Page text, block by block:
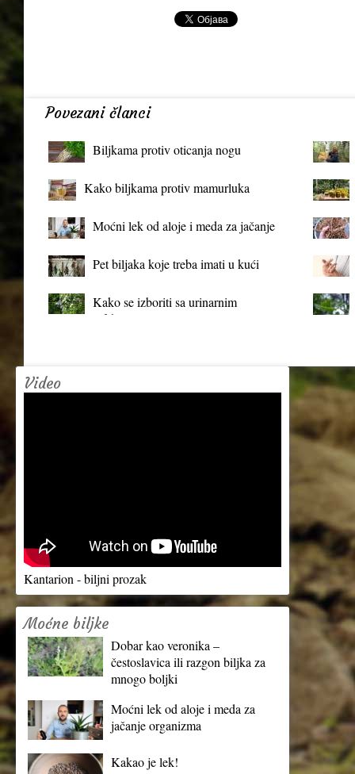
Povezani članci
Biljkama protiv oticanja nogu
Kako biljkama protiv mamurluka
Moćni lek od aloje i meda za jačanje
Pet biljaka koje treba imati u kući
Kako se izboriti sa urinarnim
infekcijama?
Video
Kantarion - biljni prozak
Moćne biljke
Dobar kao veronika –
čestoslavica ili razgon biljka za
mnogo boljki
Moćni lek od aloje i meda za
jačanje organizma
Kakao je lek!